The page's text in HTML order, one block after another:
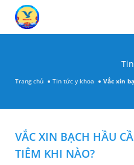
Trang chủ Tin tức y khoa Vắc xin
VẮC XIN BẠCH HẦU
TIÊM KHI NÀO?